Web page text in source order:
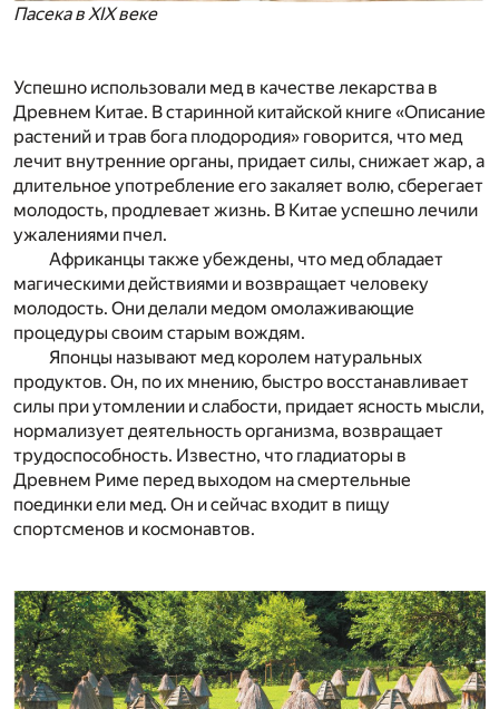
Пасека в XIX веке
Успешно использовали мед в качестве лекарства в
Древнем Китае. В старинной китайской книге «Описание
растений и трав бога плодородия» говорится, что мед
лечит внутренние органы, придает силы, снижает жар, а
длительное употребление его закаляет волю, сберегает
молодость, продлевает жизнь. В Китае успешно лечили
ужалениями пчел.
Африканцы также убеждены, что мед обладает
магическими действиями и возвращает человеку
молодость. Они делали медом омолаживающие
процедуры своим старым вождям.
Японцы называют мед королем натуральных
продуктов. Он, по их мнению, быстро восстанавливает
силы при утомлении и слабости, придает ясность мысли,
нормализует деятельность организма, возвращает
трудоспособность. Известно, что гладиаторы в
Древнем Риме перед выходом на смертельные
поединки ели мед. Он и сейчас входит в пищу
спортсменов и космонавтов.